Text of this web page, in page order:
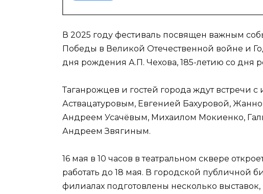
В 2025 году фестиваль посвящен важным
Победы в Великой Отечественной войне и
дня рождения А.П. Чехова, 185-летию со дня
Таганрожцев и гостей города ждут встречи
Аствацатуровым, Евгенией Бахуровой,
Андреем Усачёвым, Михаилом Мокиенко,
Андреем Звягиным.
16 мая в 10 часов в театральном сквере
работать до 18 мая. В городской публичной
филиалах подготовлены несколько